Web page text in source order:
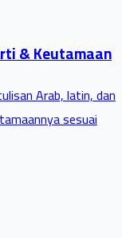
& Keutamaan
Arab, latin, dan
sesuai